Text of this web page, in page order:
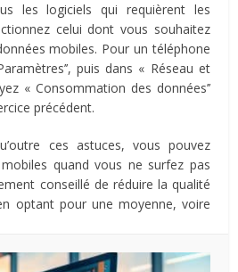
les logiciels qui requièrent les
celui dont vous souhaitez
mobiles. Pour un téléphone
puis dans « Réseau et
« Consommation des données’’
précédent.
ces astuces, vous pouvez
quand vous ne surfez pas
conseillé de réduire la qualité
optant pour une moyenne, voire